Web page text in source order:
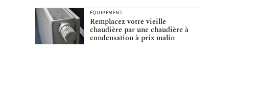
ÉQUIPEMENT
Remplacez votre vieille
chaudière par une chaudière à
condensation à prix malin